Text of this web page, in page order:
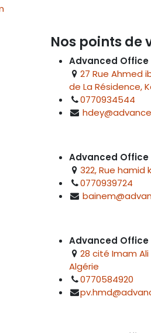
Nos points de
Advanced Office
27 Rue Ahmed
de La Résidence,
0770934544
Advanced Office
322, Rue hamid
0770939724
Advanced Office
28 cité Imam
Algérie
0770584920